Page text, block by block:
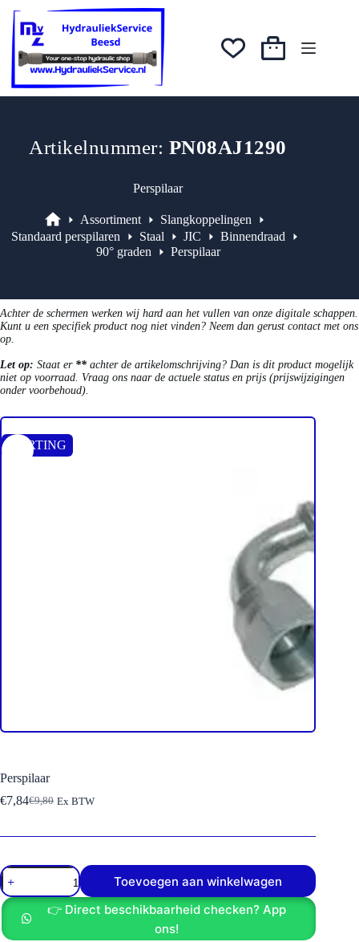
naar
inhoud
was:
€9,80.
€7,84.
Winkelwagen
Artikelnummer: PN08AJ1290
Perspilaar
Assortiment
Assortiment
Slangkoppelingen
Standaard perspilaren
Staal JIC
Binnendraad
90° graden
Perspilaar
Achter de schermen werken wij hard aan het vullen van onze digitale schappen.
Kunt u een specifiek product nog niet vinden? Neem dan gerust contact met ons
op.
Let op: Staat er ** achter de artikelomschrijving? Dan is dit product mogelijk
niet op voorraad. Vraag ons naar de actuele status en prijs (prijswijzigingen
onder voorbehoud).
KORTING
Perspilaar
€9,80
Oorspronkelijke
was:
€7,84Huidige
is:
Ex BTW
Perspilaar
aantal
Toevoegen aan winkelwagen
👉 Direct beschikbaarheid checken? App
ons!